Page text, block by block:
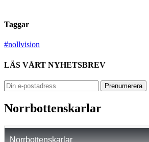
Taggar
#nollvision
LÄS VÅRT NYHETSBREV
Norrbottenskarlar